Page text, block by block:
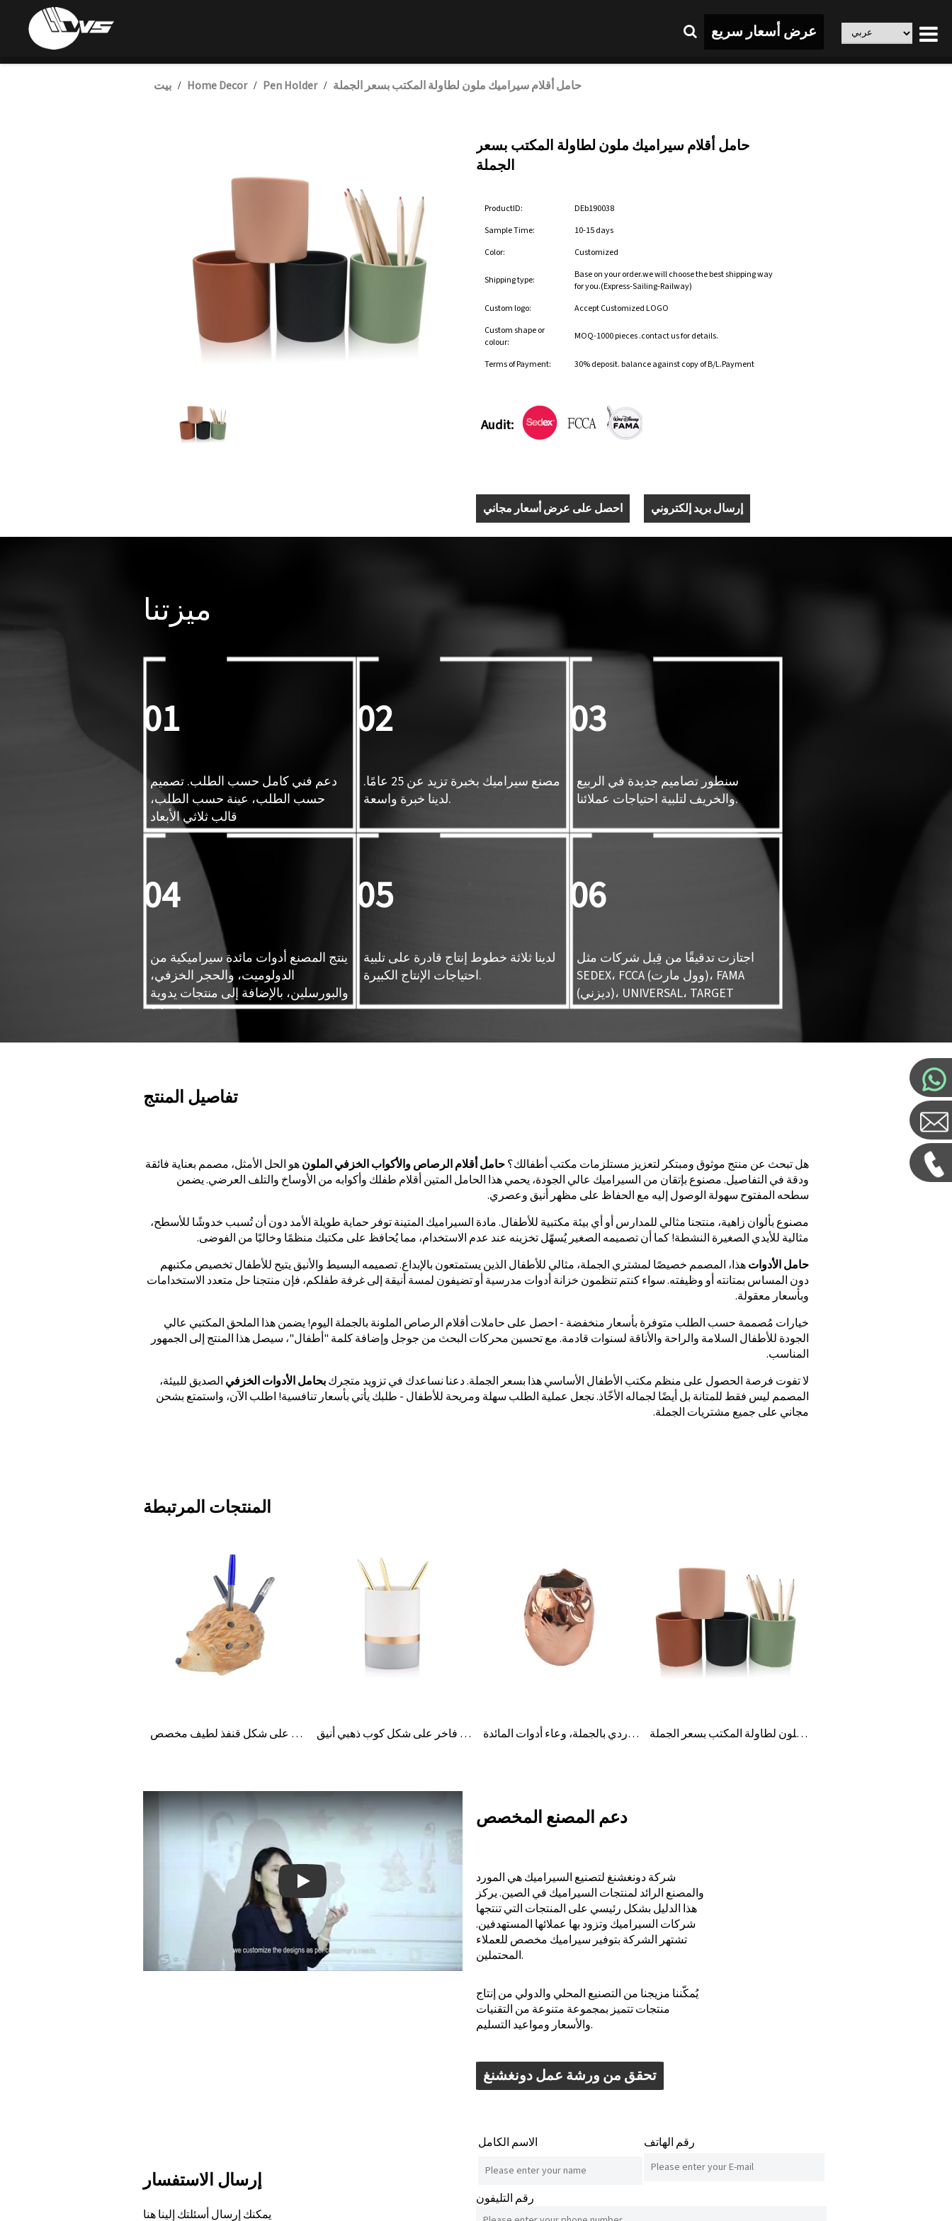
عرض أسعار سريع
بيت / Home Decor / Pen Holder / حامل أقلام سيراميك ملون لطاولة المكتب بسعر الجملة
حامل أقلام سيراميك ملون لطاولة المكتب بسعر
الجملة
ProductID:
DEb190038
Sample Time:
10-15 days
Color:
Customized
Shipping type:
Base on your order.we will choose the best shipping way
for you.(Express-Sailing-Railway)
Custom logo:
Accept Customized LOGO
Custom shape or
colour:
MOQ-1000 pieces .contact us for details.
Terms of Payment: 30% deposit. balance against copy of B/L.Payment
Audit:
احصل على عرض أسعار مجاني إرسال بريد إلكتروني
ميزتنا
01
دعم فني كامل حسب الطلب. تصميم
حسب الطلب، عينة حسب الطلب،
قالب ثلاثي الأبعاد
02
مصنع سيراميك بخبرة تزيد عن 25 عامًا.
لدينا خبرة واسعة.
03
سنطور تصاميم جديدة في الربيع
والخريف لتلبية احتياجات عملائنا.
04
ينتج المصنع أدوات مائدة سيراميكية من
الدولوميت، والحجر الخزفي،
والبورسلين، بالإضافة إلى منتجات يدوية
سيراميكية.
05
لدينا ثلاثة خطوط إنتاج قادرة على تلبية
احتياجات الإنتاج الكبيرة.
06
اجتازت تدقيقًا من قِبل شركات مثل
SEDEX، FCCA (وول مارت)، FAMA
(ديزني)، UNIVERSAL، TARGET
تفاصيل المنتج
هل تبحث عن منتج موثوق ومبتكر لتعزيز مستلزمات مكتب أطفالك؟حامل أقلام الرصاص والأكواب الخزفي الملونهو الحل الأمثل، مصمم بعناية فائقة
ودقة في التفاصيل. مصنوع بإتقان من السيراميك عالي الجودة، يحمي هذا الحامل المتين أقلام طفلك وأكوابه من الأوساخ والتلف العرضي. يضمن
سطحه المفتوح سهولة الوصول إليه مع الحفاظ على مظهر أنيق وعصري.
مصنوع بألوان زاهية، منتجنا مثالي للمدارس أو أي بيئة مكتبية للأطفال. مادة السيراميك المتينة توفر حماية طويلة الأمد دون أن تُسبب خدوشًا للأسطح،
مثالية للأيدي الصغيرة النشطة! كما أن تصميمه الصغير يُسهّل تخزينه عند عدم الاستخدام، مما يُحافظ على مكتبك منظمًا وخاليًا من الفوضى.
حامل الأدواتهذا، المصمم خصيصًا لمشتري الجملة، مثالي للأطفال الذين يستمتعون بالإبداع. تصميمه البسيط والأنيق يتيح للأطفال تخصيص مكتبهم
دون المساس بمتانته أو وظيفته. سواء كنتم تنظمون خزانة أدوات مدرسية أو تضيفون لمسة أنيقة إلى غرفة طفلكم، فإن منتجنا حل متعدد الاستخدامات
وبأسعار معقولة.
خيارات مُصممة حسب الطلب متوفرة بأسعار منخفضة - احصل على حاملات أقلام الرصاص الملونة بالجملة اليوم! يضمن هذا الملحق المكتبي عالي
الجودة للأطفال السلامة والراحة والأناقة لسنوات قادمة. مع تحسين محركات البحث من جوجل وإضافة كلمة "أطفال"، سيصل هذا المنتج إلى الجمهور
المناسب.
لا تفوت فرصة الحصول على منظم مكتب الأطفال الأساسي هذا بسعر الجملة. دعنا نساعدك في تزويد متجركبحامل الأدوات الخزفي الصديق للبيئة،
المصمم ليس فقط للمتانة بل أيضًا لجماله الأخّاذ. نجعل عملية الطلب سهلة ومريحة للأطفال - طلبك يأتي بأسعار تنافسية! اطلب الآن، واستمتع بشحن
مجاني على جميع مشتريات الجملة.
المنتجات المرتبطة
حامل أقلام سيراميك على شكل قنفذ لطيف مخصص حامل أقلام رصاص سيراميك فاخر على شكل كوب ذهبي أنيق حامل أقلام رصاص من الذهب الوردي بالجملة، وعاء أدوات المائدة حامل أقلام سيراميك ملون لطاولة المكتب بسعر الجملة
دعم المصنع المخصص
شركة دونغشنغ لتصنيع السيراميك هي المورد
والمصنع الرائد لمنتجات السيراميك في الصين. يركز
هذا الدليل بشكل رئيسي على المنتجات التي تنتجها
شركات السيراميك وتزود بها عملائها المستهدفين.
تشتهر الشركة بتوفير سيراميك مخصص للعملاء
المحتملين.
يُمكّننا مزيجنا من التصنيع المحلي والدولي من إنتاج
منتجات تتميز بمجموعة متنوعة من التقنيات
والأسعار ومواعيد التسليم.
تحقق من ورشة عمل دونغشنغ
Play: Keynote (Google I/O '18)
إرسال الاستفسار
يمكنك إرسال أسئلتك إلينا هنا
الاسم الكامل رقم الهاتف
رقم التليفون